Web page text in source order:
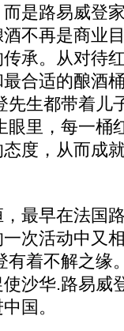
是路易威登
不再是商业
承。从对待
合适的酿酒
生都带着儿
里，每一桶
度，从而成
早在法国
次活动中又
着不解之缘
沙华.路易威
国。